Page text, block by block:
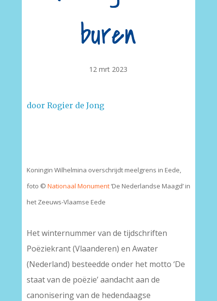
buren
12 mrt 2023
door Rogier de Jong
Koningin Wilhelmina overschrijdt meelgrens in Eede,
foto © Nationaal Monument‘De Nederlandse Maagd’ in
het Zeeuws-Vlaamse Eede
Het winternummer van de tijdschriften
Poëziekrant (Vlaanderen) en Awater
(Nederland) besteedde onder het motto ‘De
staat van de poëzie’ aandacht aan de
canonisering van de hedendaagse